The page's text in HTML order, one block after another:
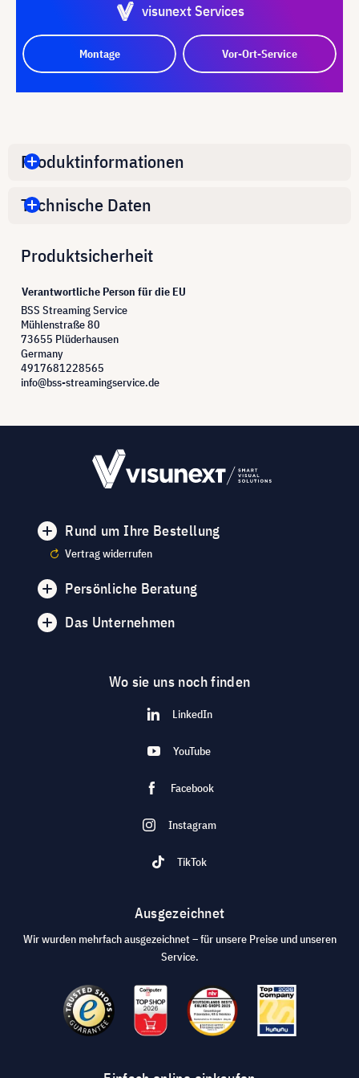
visunext Services
Montage Vor-Ort-Service
Produktinformationen
Technische Daten
Produktsicherheit
Verantwortliche Person für die EU
BSS Streaming Service
Mühlenstraße 80
73655 Plüderhausen
Germany
4917681228565
info@bss-streamingservice.de
Rund um Ihre Bestellung
Vertrag widerrufen
Persönliche Beratung
Das Unternehmen
Wo sie uns noch finden
LinkedIn
YouTube
Facebook
Instagram
TikTok
Ausgezeichnet
Wir wurden mehrfach ausgezeichnet – für unsere Preise und unseren
Service.